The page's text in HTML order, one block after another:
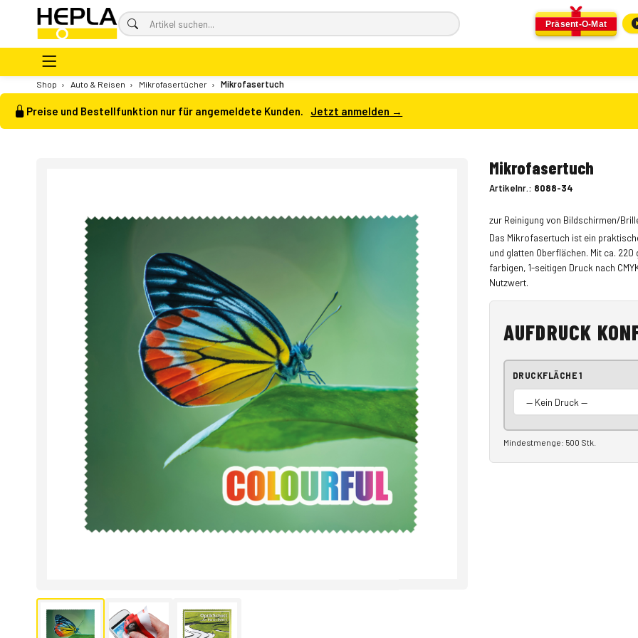
Präsent-O-Mat
Shop › Auto & Reisen › Mikrofasertücher › Mikrofasertuch
Preise und Bestellfunktion nur für angemeldete Kunden. Jetzt anmelden →
Mikrofasertuch
Artikelnr.: 8088-34
zur Reinigung von Bildschirmen/
Das Mikrofasertuch ist ein
und glatten Oberflächen. Mit ca.
farbigen, 1-seitigen Druck nach
Nutzwert.
AUFDRUCK
DRUCKFLÄCHE 1
Mindestmenge: 500 Stk.